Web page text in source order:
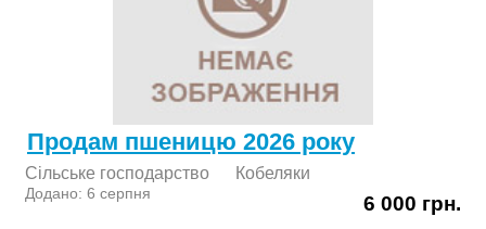
Продам пшеницю 2026 року
Сільське господарство Кобеляки
Додано: 6 серпня 6 000 грн.